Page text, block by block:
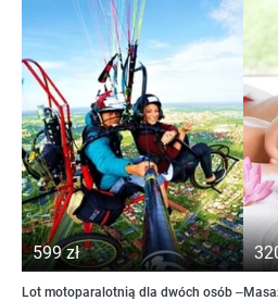
599 zł
Lot motoparalotnią dla dwóch osób –